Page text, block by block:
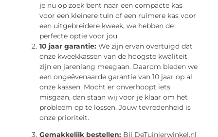
je nu op zoek bent naar een compacte kas
voor een kleinere tuin of een ruimere kas voor
een uitgebreidere kweek, we hebben de
perfecte optie voor jou.
10 jaar garantie: We zijn ervan overtuigd dat
onze kweekkassen van de hoogste kwaliteit
zijn en jarenlang meegaan. Daarom bieden we
een ongeëvenaarde garantie van 10 jaar op al
onze kassen. Mocht er onverhoopt iets
misgaan, dan staan wij voor je klaar om het
probleem op te lossen. Jouw tevredenheid is
onze prioriteit.
Gemakkelijk bestellen: Bij DeTuinierwinkel.nl